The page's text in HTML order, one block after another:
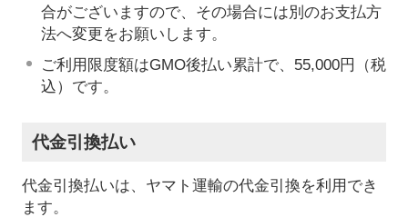
合がございますので、その場合には別のお支払方
法へ変更をお願いします。
ご利用限度額はGMO後払い累計で、55,000円（税
込）です。
代金引換払い
代金引換払いは、ヤマト運輸の代金引換を利用でき
ます。